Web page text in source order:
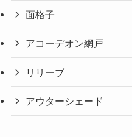
面格子
アコーデオン網戸
リリーブ
アウターシェード